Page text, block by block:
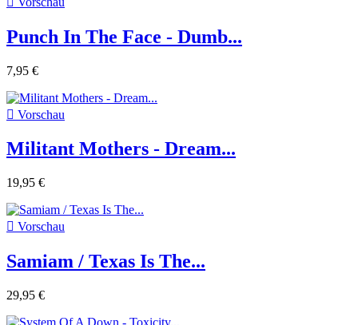
Punch In The Face - Dumb...
7,95 €
 Vorschau
Militant Mothers - Dream...
19,95 €
 Vorschau
Samiam / Texas Is The...
29,95 €